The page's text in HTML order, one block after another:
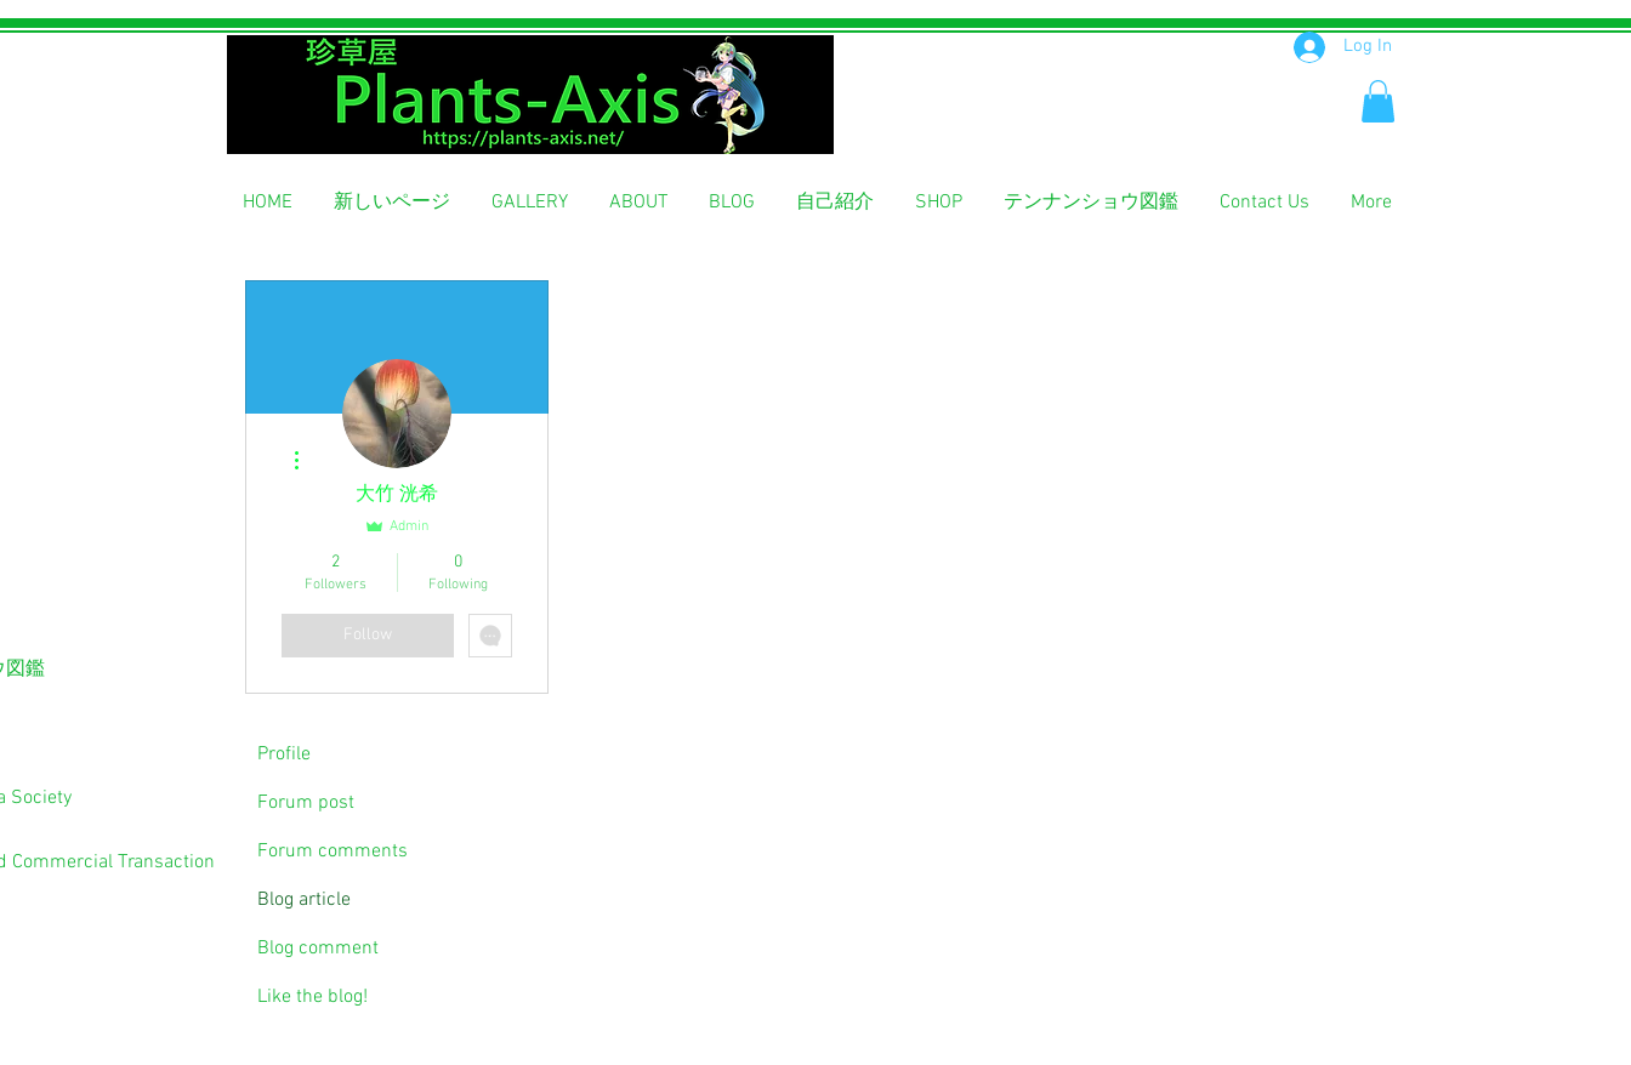
Rare grass shop Log In
大竹 洸希
Admin
2
Followers
0
Following
Follow
More actions
Profile
Forum post
Forum comments
Blog article
Blog comment
Like the blog!
図鑑
Society
Commercial Transaction
HOME 新しいページ GALLERY ABOUT BLOG 自己紹介 SHOP テンナンショウ図鑑 Contact Us More